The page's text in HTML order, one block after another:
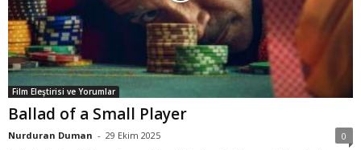
Film Eleştirisi ve Yorumlar
Ballad of a Small Player
Nurduran Duman - 29 Ekim 2025 0